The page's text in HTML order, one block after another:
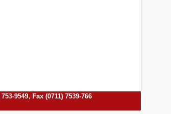
9549, Fax (0711) 7539-766